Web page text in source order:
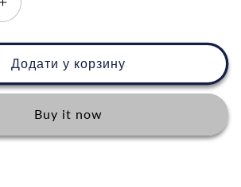
Збільшити
кількість
для
Asics
Gel-
Sonoma
50
Додати у корзину
Buy it now